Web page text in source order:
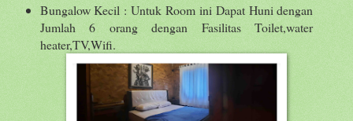
Bungalow Kecil : Untuk Room ini Dapat Huni dengan
Jumlah 6 orang dengan Fasilitas Toilet,water
heater,TV,Wifi.